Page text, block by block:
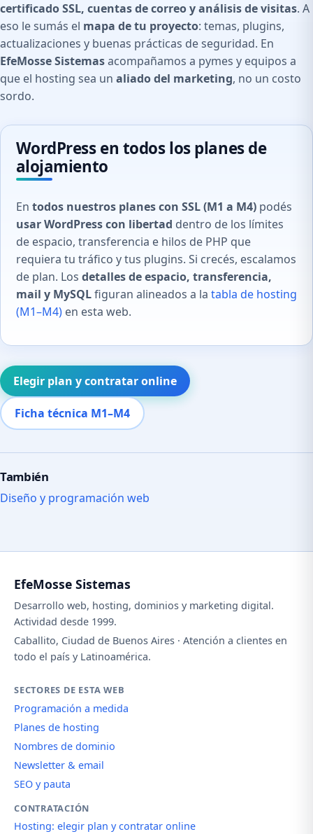
certificado SSL, cuentas de correo y análisis de visitas. A
eso le sumás el mapa de tu proyecto: temas, plugins,
actualizaciones y buenas prácticas de seguridad. En
EfeMosse Sistemasacompañamos a pymes y equipos a
que el hosting sea un aliado del marketing, no un costo
sordo.
WordPress en todoslos planes de
alojamiento
En todos nuestros planes con SSL (M1 a M4)podés
usar WordPress con libertad dentro de los límites
de espacio, transferencia e hilos de PHP que
requiera tu tráfico y tus plugins. Si crecés, escalamos
de plan. Los detalles de espacio, transferencia,
mail y MySQLfiguran alineados a la tabla de hosting
(M1–M4)en esta web.
Elegir plan y contratar online
Ficha técnica M1–M4
También
Diseño y programación web
EfeMosse Sistemas
Desarrollo web, hosting, dominios y marketing digital.
Actividad desde 1999.
Caballito, Ciudad de Buenos Aires · Atención a clientes en
todo el país y Latinoamérica.
SECTORES DE ESTA WEB
Programación a medida
Planes de hosting
Nombres de dominio
Newsletter & email
SEO y pauta
CONTRATACIÓN
Hosting: elegir plan y contratar online